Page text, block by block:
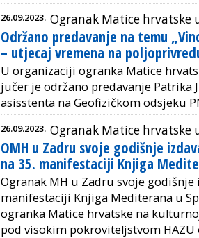
26.09.2023. Ogranak Matice hrvatske
Održano predavanje na temu
– utjecaj vremena na
U organizaciji ogranka Matice
jučer je održano predavanje Patrika
asisstenta na Geofizičkom odsjeku
26.09.2023. Ogranak Matice hrvatske
OMH u Zadru svoje godišnje
na 35. manifestaciji Knjiga
Ogranak MH u Zadru svoje godišnje
manifestaciji Knjiga Mediterana u
ogranka Matice hrvatske na
pod visokim pokroviteljstvom HAZU